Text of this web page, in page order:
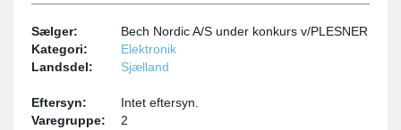
Sælger:
Bech Nordic A/S under konkurs v/PLESNER
Kategori:
Elektronik
Landsdel:
Sjælland
Eftersyn:
Intet eftersyn.
Varegruppe:
2